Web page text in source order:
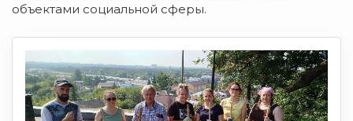
объектами социальной сферы.